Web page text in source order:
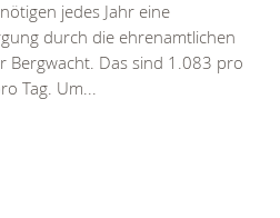
jedes Jahr eine
durch die ehrenamtlichen
Bergwacht. Das sind 1.083 pro
Tag. Um...